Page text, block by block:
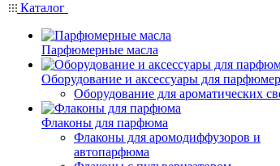
Каталог
Парфюмерные масла
Оборудование и аксессуары для
Оборудование для ароматических
Флаконы для парфюма
Флаконы для аромодиффузоров и
автопарфюма